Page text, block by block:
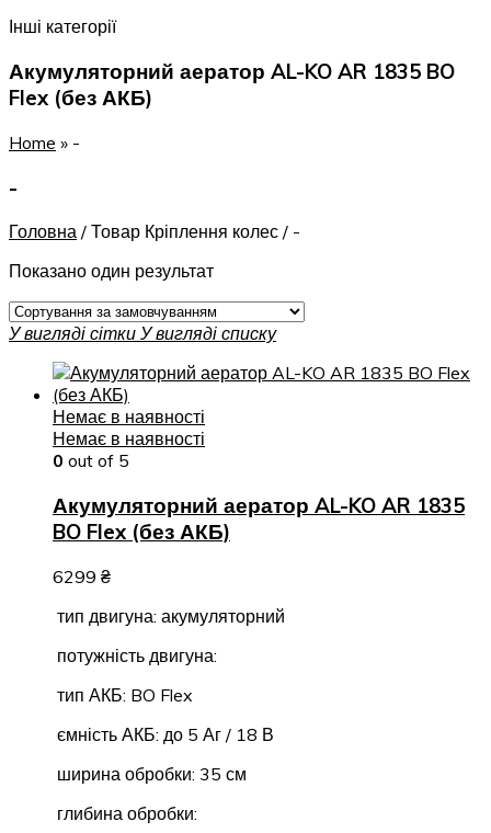
Інші категорії
Акумуляторний аератор AL-KO AR 1835 BO
Flex (без АКБ)
Home » -
-
Головна / Товар Кріплення колес / -
Показано один результат
У вигляді сітки У вигляді списку
Немає в наявності
Немає в наявності
0 out of 5
Акумуляторний аератор AL-KO AR 1835
BO Flex (без АКБ)
6299 ₴
тип двигуна: акумуляторний
потужність двигуна:
тип АКБ: BO Flex
ємність АКБ: до 5 Аг / 18 В
ширина обробки: 35 см
глибина обробки: